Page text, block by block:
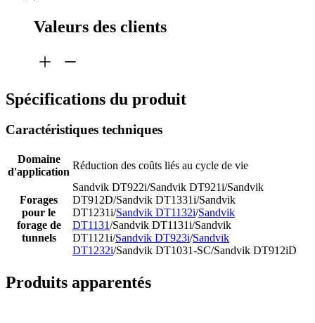
Valeurs des clients
Spécifications du produit
Caractéristiques techniques
Domaine
d'application
Réduction des coûts liés au cycle de vie
Forages
pour le
forage de
tunnels
Sandvik DT922i/Sandvik DT921i/Sandvik
DT912D/Sandvik DT1331i/Sandvik
DT1231i/Sandvik DT1132i/Sandvik
DT1131/Sandvik DT1131i/Sandvik
DT1121i/Sandvik DT923i/Sandvik
DT1232i/Sandvik DT1031-SC/Sandvik DT912iD
Produits apparentés